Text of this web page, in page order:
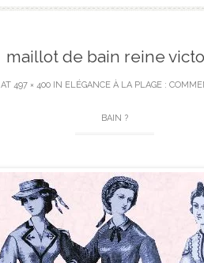
maillot de bain reine
AT 497 × 400 IN ELÉGANCE À LA PLAGE :
BAIN ?